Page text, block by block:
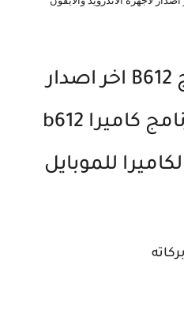
تحميل البرنامج B612 اخر اصدار
طريقة تنزيل برنامج كاميرا b612
للموبايل